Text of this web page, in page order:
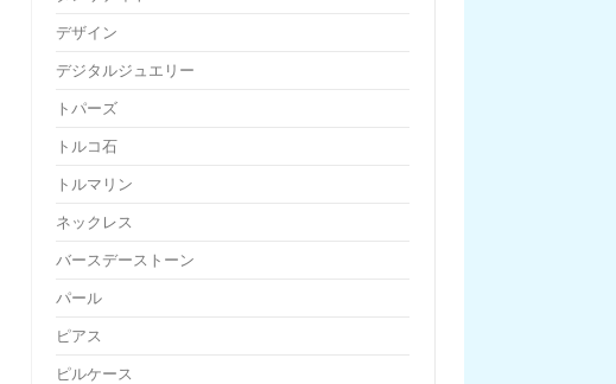
デザイン
デジタルジュエリー
トパーズ
トルコ石
トルマリン
ネックレス
バースデーストーン
パール
ピアス
ピルケース